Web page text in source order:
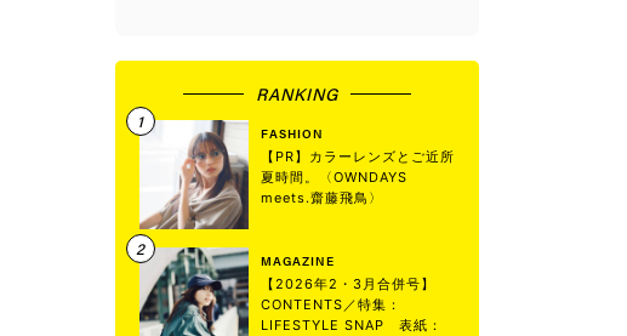
RANKING
FASHION
【PR】カラーレンズとご近所
夏時間。〈OWNDAYS
meets.齋藤飛鳥〉
MAGAZINE
【2026年2・3月合併号】
CONTENTS／特集：
LIFESTYLE SNAP 表紙：